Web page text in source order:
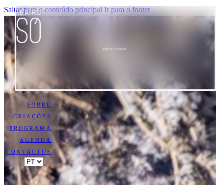
Saltar para o conteúdo principal Ir para o footer
POESIA VISUAL
SOBRE
CRIAÇÕES
PROGRAMA
AGENDA
CONTACTOS